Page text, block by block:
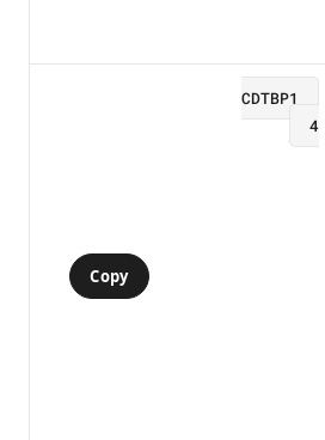
CDTBP1
4
Copy